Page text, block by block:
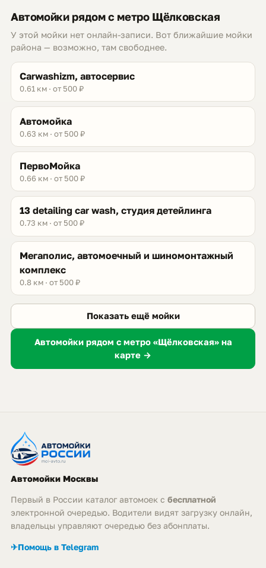
Автомойки рядом с метро Щёлковская
У этой мойки нет онлайн-записи. Вот ближайшие мойки
района — возможно, там свободнее.
Carwashizm, автосервис
0.61 км · от 500 ₽
Автомойка
0.63 км · от 500 ₽
ПервоМойка
0.66 км · от 500 ₽
13 detailing car wash, студия детейлинга
0.73 км · от 500 ₽
Мегаполис, автомоечный и шиномонтажный
комплекс
0.8 км · от 500 ₽
Показать ещё мойки
Автомойки рядом с метро «Щёлковская» на
карте →
Автомойки Москвы
Первый в России каталог автомоек с бесплатной
электронной очередью. Водители видят загрузку онлайн,
владельцы управляют очередью без абонплаты.
✈Помощь в Telegram